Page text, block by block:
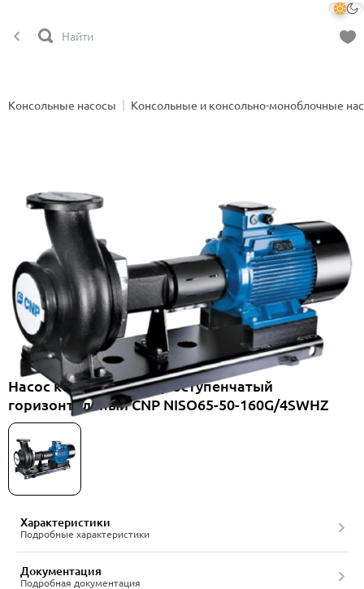
Консольные насосы Консольные и консольно-моноблочные
Насос консольный одноступенчатый
горизонтальный CNP NISO65-50-160G/4SWHZ
Характеристики
Подробные характеристики
Документация
Подробная документация